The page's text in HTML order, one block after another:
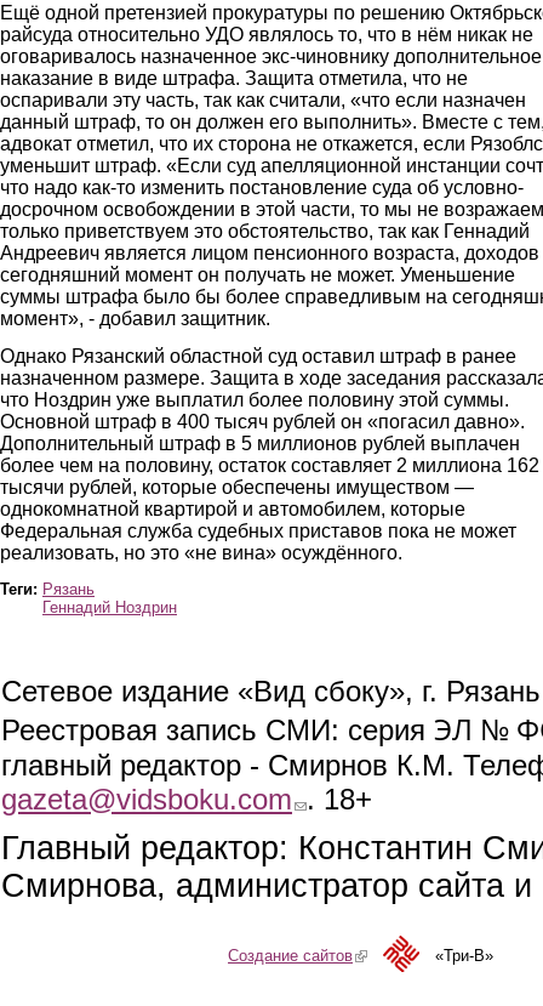
Ещё одной претензией прокуратуры по решению
райсуда относительно УДО являлось то, что в нём никак не
оговаривалось назначенное экс-чиновнику дополнительное
наказание в виде штрафа. Защита отметила, что не
оспаривали эту часть, так как считали, «что если назначен
данный штраф, то он должен его выполнить». Вместе с
адвокат отметил, что их сторона не откажется, если
уменьшит штраф. «Если суд апелляционной инстанции
что надо как-то изменить постановление суда об условно-
досрочном освобождении в этой части, то мы не
только приветствуем это обстоятельство, так как Геннадий
Андреевич является лицом пенсионного возраста,
сегодняшний момент он получать не может. Уменьшение
суммы штрафа было бы более справедливым на
момент», - добавил защитник.
Однако Рязанский областной суд оставил штраф в ранее
назначенном размере. Защита в ходе заседания
что Ноздрин уже выплатил более половину этой суммы.
Основной штраф в 400 тысяч рублей он «погасил давно».
Дополнительный штраф в 5 миллионов рублей выплачен
более чем на половину, остаток составляет 2 миллиона 162
тысячи рублей, которые обеспечены имуществом —
однокомнатной квартирой и автомобилем, которые
Федеральная служба судебных приставов пока не может
реализовать, но это «не вина» осуждённого.
Теги: Рязань
Геннадий Ноздрин
Сетевое издание «Вид сбоку», г.
Реестровая запись СМИ: серия ЭЛ №
главный редактор - Смирнов К.М.
gazeta@vidsboku.com (link sends e-mail)
. 18+
Главный редактор: Константин
Смирнова, администратор сайта
Создание сайтов(link is external)«Три-В»